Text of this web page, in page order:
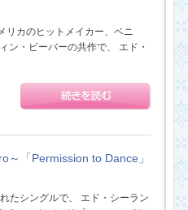
リカのヒットメイカー、ベニ
ン・ビーバーの共作で、 エド・
～「Permission to Dance」
たシングルで、 エド・シーラン